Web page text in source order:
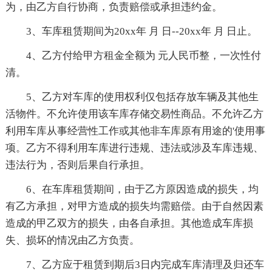
为，由乙方自行协商，负责赔偿或承担违约金。
3、车库租赁期间为20xx年 月 日--20xx年 月 日止。
4、乙方付给甲方租金全额为 元人民币整，一次性付
清。
5、乙方对车库的使用权利仅包括存放车辆及其他生
活物件。不允许使用该车库存储交易性商品。不允许乙方
利用车库从事经营性工作或其他非车库原有用途的'使用事
项。乙方不得利用车库进行违规、违法或涉及车库违规、
违法行为，否则后果自行承担。
6、在车库租赁期间，由于乙方原因造成的损失，均
有乙方承担，对甲方造成的损失均需赔偿。由于自然因素
造成的甲乙双方的损失，由各自承担。其他造成车库损
失、损坏的情况由乙方负责。
7、乙方应于租赁到期后3日内完成车库清理及归还车